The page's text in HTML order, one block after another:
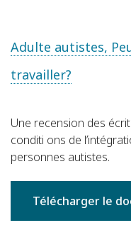
Adulte autistes,
travailler?
Une recension des
conditi ons de
personnes autistes.
Télécharger le